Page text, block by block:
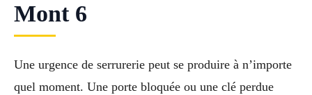
Mont 6
Une urgence de serrurerie peut se produire à n’importe
quel moment. Une porte bloquée ou une clé perdue